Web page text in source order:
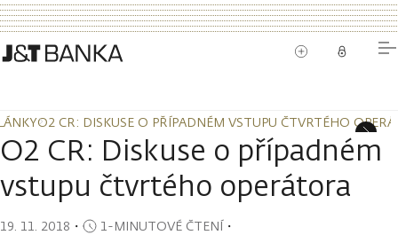
O2 CR: DISKUSE O PŘÍPADNÉM VSTUPU ČTVRTÉHO
O2 CR: DISKUSE O PŘÍPADNÉM VSTUPU ČTVRTÉHO
O2 CR: Diskuse o případném
vstupu čtvrtého operátora
19. 11. 2018 ・ 1-MINUTOVÉ ČTENÍ・